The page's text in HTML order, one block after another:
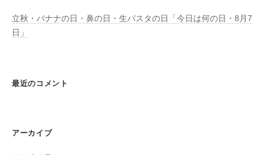
立秋・バナナの日・鼻の日・生パスタの日「今日は何の日・8月7
日」
最近のコメント
アーカイブ